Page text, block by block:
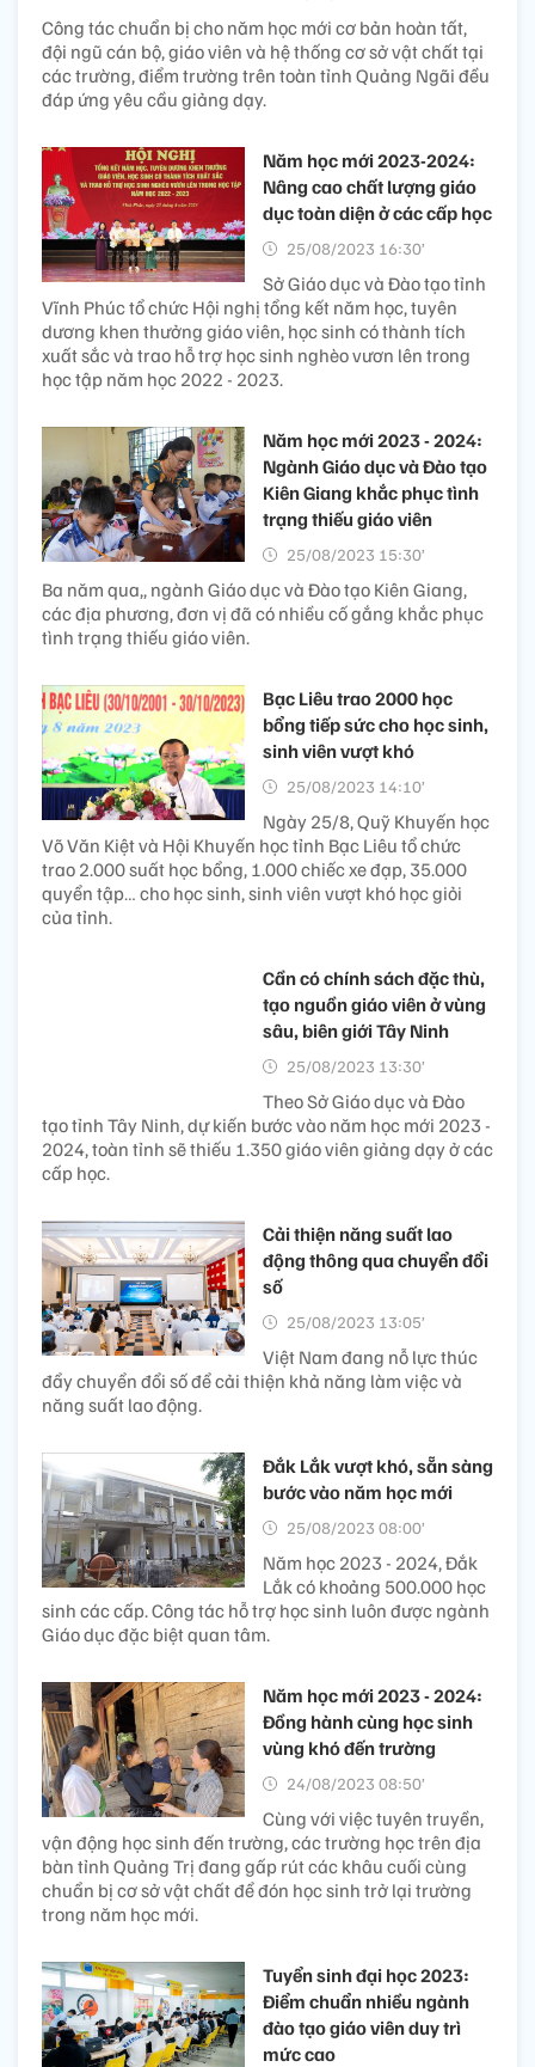
Công tác chuẩn bị cho năm học mới cơ bản hoàn tất,
đội ngũ cán bộ, giáo viên và hệ thống cơ sở vật chất tại
các trường, điểm trường trên toàn tỉnh Quảng Ngãi đều
đáp ứng yêu cầu giảng dạy.
Năm học mới 2023-2024:
Nâng cao chất lượng giáo
dục toàn diện ở các cấp học
25/08/2023 16:30’
Sở Giáo dục và Đào tạo tỉnh
Vĩnh Phúc tổ chức Hội nghị tổng kết năm học, tuyên
dương khen thưởng giáo viên, học sinh có thành tích
xuất sắc và trao hỗ trợ học sinh nghèo vươn lên trong
học tập năm học 2022 - 2023.
Năm học mới 2023 - 2024:
Ngành Giáo dục và Đào tạo
Kiên Giang khắc phục tình
trạng thiếu giáo viên
25/08/2023 15:30’
Ba năm qua,, ngành Giáo dục và Đào tạo Kiên Giang,
các địa phương, đơn vị đã có nhiều cố gắng khắc phục
tình trạng thiếu giáo viên.
Bạc Liêu trao 2000 học
bổng tiếp sức cho học sinh,
sinh viên vượt khó
25/08/2023 14:10’
Ngày 25/8, Quỹ Khuyến học
Võ Văn Kiệt và Hội Khuyến học tỉnh Bạc Liêu tổ chức
trao 2.000 suất học bổng, 1.000 chiếc xe đạp, 35.000
quyển tập… cho học sinh, sinh viên vượt khó học giỏi
của tỉnh.
Cần có chính sách đặc thù,
tạo nguồn giáo viên ở vùng
sâu, biên giới Tây Ninh
25/08/2023 13:30’
Theo Sở Giáo dục và Đào
tạo tỉnh Tây Ninh, dự kiến bước vào năm học mới 2023 -
2024, toàn tỉnh sẽ thiếu 1.350 giáo viên giảng dạy ở các
cấp học.
Cải thiện năng suất lao
động thông qua chuyển đổi
số
25/08/2023 13:05’
Việt Nam đang nỗ lực thúc
đẩy chuyển đổi số để cải thiện khả năng làm việc và
năng suất lao động.
Đắk Lắk vượt khó, sẵn sàng
bước vào năm học mới
25/08/2023 08:00’
Năm học 2023 - 2024, Đắk
Lắk có khoảng 500.000 học
sinh các cấp. Công tác hỗ trợ học sinh luôn được ngành
Giáo dục đặc biệt quan tâm.
Năm học mới 2023 - 2024:
Đồng hành cùng học sinh
vùng khó đến trường
24/08/2023 08:50’
Cùng với việc tuyên truyền,
vận động học sinh đến trường, các trường học trên địa
bàn tỉnh Quảng Trị đang gấp rút các khâu cuối cùng
chuẩn bị cơ sở vật chất để đón học sinh trở lại trường
trong năm học mới.
Tuyển sinh đại học 2023:
Điểm chuẩn nhiều ngành
đào tạo giáo viên duy trì
mức cao